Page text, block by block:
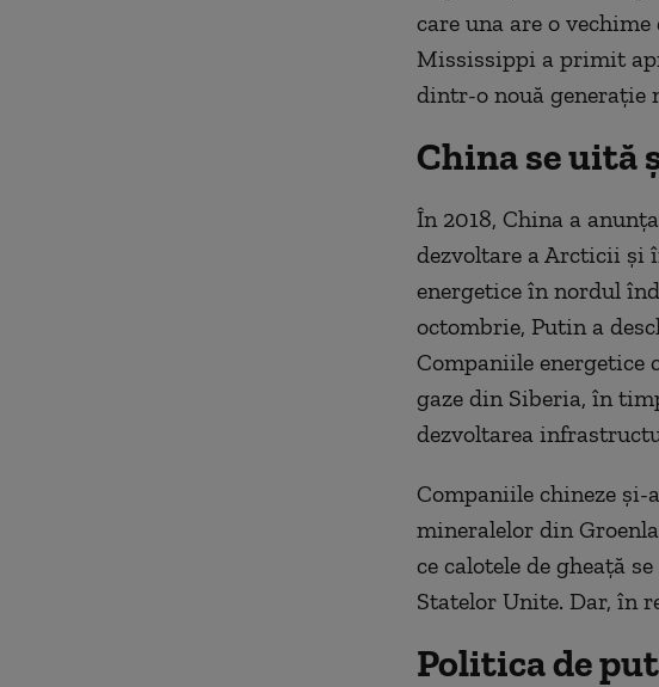
care una are o
Mississippi a primit
dintr-o nouă generație
China se uită
În 2018, China a
dezvoltare a Arcticii și
energetice în nordul
octombrie, Putin a
Companiile energetice
gaze din Siberia, în
dezvoltarea
Companiile chineze
mineralelor din
ce calotele de gheață
Statelor Unite. Dar, în
Politica de